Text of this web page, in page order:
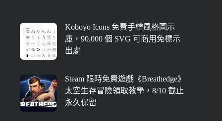
Koboyo Icons 免費手繪風格圖示
庫，90,000 個 SVG 可商用免標示
出處
Steam 限時免費遊戲《Breathedge》
太空生存冒險領取教學，8/10 截止
永久保留